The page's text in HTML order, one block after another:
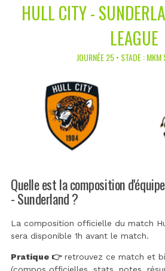
HULL CITY -
LEAGUE
JOURNÉE 25 • STADE : MKM
Quelle est la composition
- Sunderland ?
La composition officielle du match
sera disponible 1h avant le match.
Pratique 👉retrouvez ce match et